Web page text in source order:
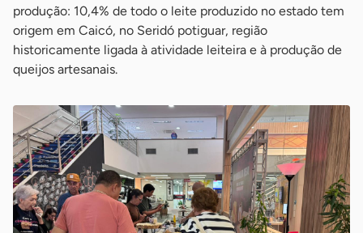
produção: 10,4% de todo o leite produzido no estado tem
origem em Caicó, no Seridó potiguar, região
historicamente ligada à atividade leiteira e à produção de
queijos artesanais.